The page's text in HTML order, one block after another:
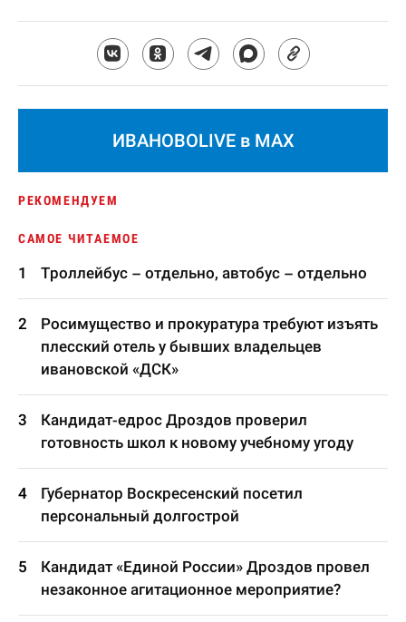
ИВАНОВОLIVE в MAX
РЕКОМЕНДУЕМ
САМОЕ ЧИТАЕМОЕ
Троллейбус – отдельно, автобус – отдельно
Росимущество и прокуратура требуют изъять
плесский отель у бывших владельцев
ивановской «ДСК»
Кандидат-едрос Дроздов проверил
готовность школ к новому учебному угоду
Губернатор Воскресенский посетил
персональный долгострой
Кандидат «Единой России» Дроздов провел
незаконное агитационное мероприятие?